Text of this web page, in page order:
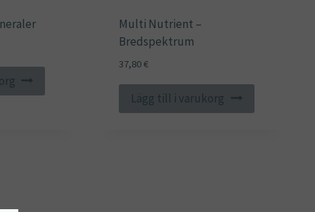
Multi Nutrient –
Bredspektrum
37,80€
Lägg till i varukorg